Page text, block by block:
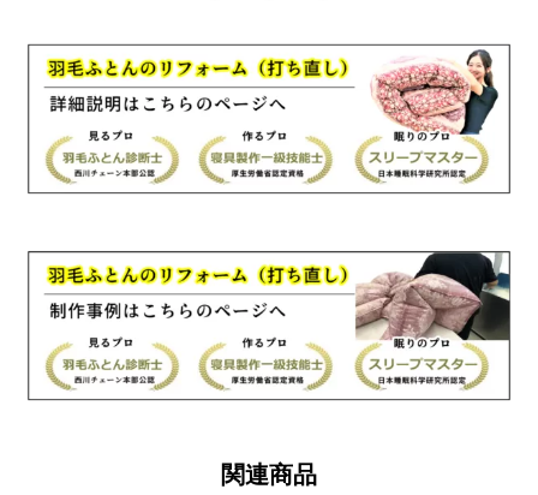
グ
230×210cm
毛
ふ
ん
リ
ォ
ー
お
関連商品